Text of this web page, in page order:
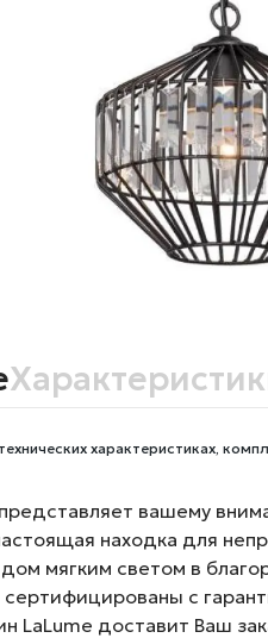
характеристиках,
вашему
находка для
мягким светом в
сертифицированы с
LaLume доставит Ваш